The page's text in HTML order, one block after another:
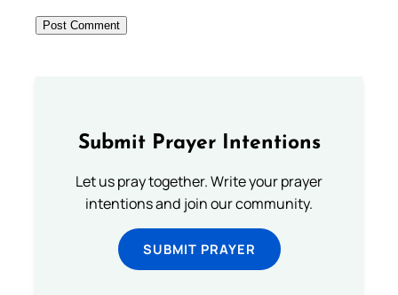
Submit Prayer Intentions
Let us pray together. Write your prayer
intentions and join our community.
SUBMIT PRAYER